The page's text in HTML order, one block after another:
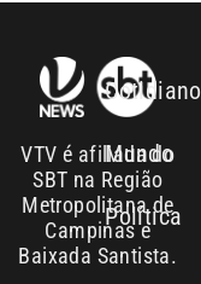
VTV é afiliada do
SBT na Região
Metropolitana de
Campinas e
Baixada Santista.
Cotidiano
Mundo
Política